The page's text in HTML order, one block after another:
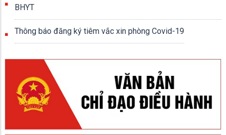
BHYT
Thông báo đăng ký tiêm vắc xin phòng Covid-19